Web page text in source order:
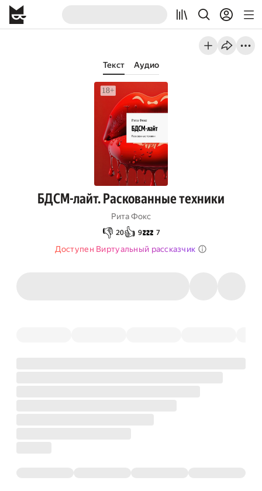
Текст Аудио
БДСМ-лайт. Раскованные техники
Рита Фокс
👎 20👍 9💤 7
Доступен Виртуальный рассказчик